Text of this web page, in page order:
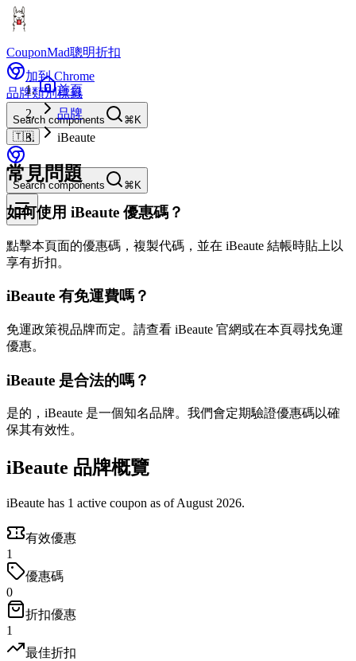
CouponMad聰明折扣
加到 Chrome
品牌類別標籤
Search components
⌘K
🇹🇼
Search components ⌘K
首頁
品牌
iBeaute
常見問題
如何使用 iBeaute 優惠碼？
點擊本頁面的優惠碼，複製代碼，並在 iBeaute 結帳時貼上以
享有折扣。
iBeaute 有免運費嗎？
免運政策視品牌而定。請查看 iBeaute 官網或在本頁尋找免運
優惠。
iBeaute 是合法的嗎？
是的，iBeaute 是一個知名品牌。我們會定期驗證優惠碼以確
保其有效性。
iBeaute 品牌概覽
iBeaute has 1 active coupon as of August 2026.
有效優惠
1
優惠碼
0
折扣優惠
1
最佳折扣